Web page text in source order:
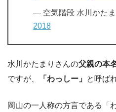
— 空気階段 水川かた
2018
水川かたまりさんの父親の本
ですが、
「わっしー」 と呼ば
岡山の一人称の方言である「